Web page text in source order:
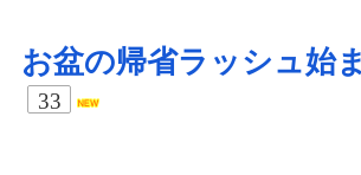
お盆の帰省ラッシュ始
33